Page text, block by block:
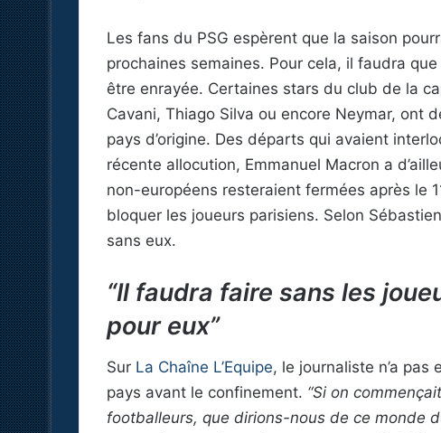
Les fans du PSG espèrent que la saison
prochaines semaines. Pour cela, il faudra
être enrayée. Certaines stars du club de la
Cavani, Thiago Silva ou encore Neymar, ont
pays d’origine. Des départs qui avaient
récente allocution, Emmanuel Macron a
non-européens resteraient fermées après le
bloquer les joueurs parisiens. Selon
sans eux.
“Il faudra faire sans les
pour eux”
Sur La Chaîne L’Equipe, le journaliste n’a
pays avant le confinement. “Si on
footballeurs, que dirions-nous de ce monde